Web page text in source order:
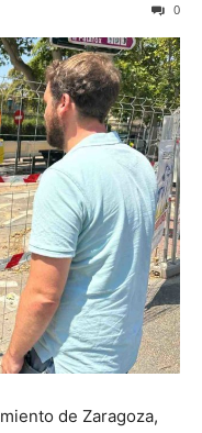
0
de Zaragoza,